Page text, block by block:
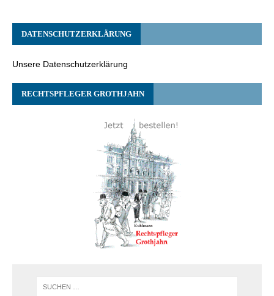
DATENSCHUTZERKLÄRUNG
Unsere Datenschutzerklärung
RECHTSPFLEGER GROTHJAHN